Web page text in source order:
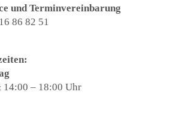
und Terminvereinbarung
86 82 51
– 18:00 Uhr